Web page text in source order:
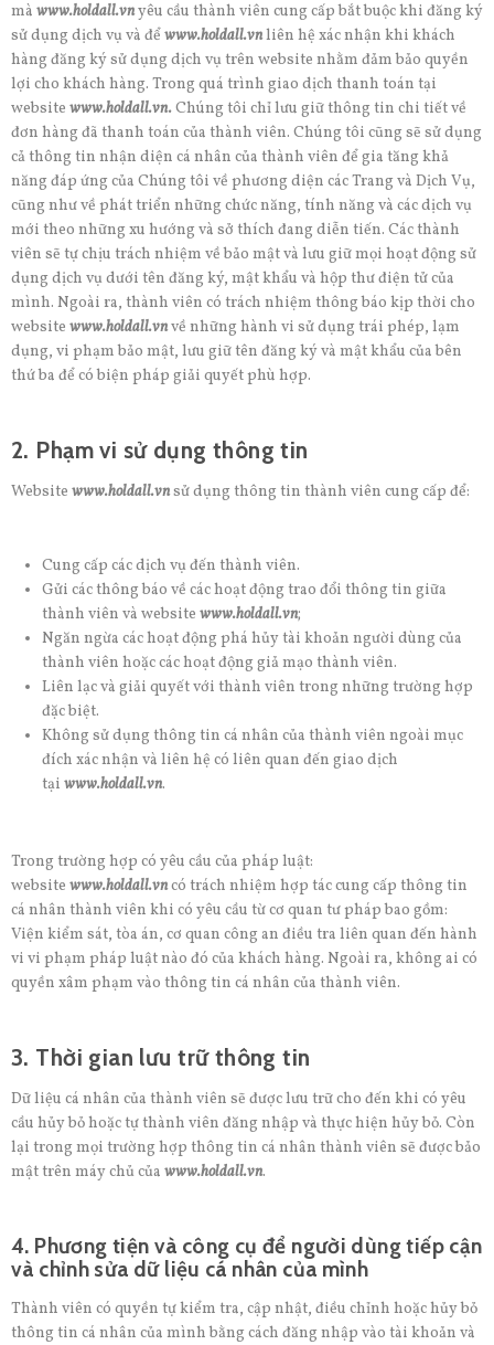
mà www.holdall.vnyêu cầu thành viên cung cấp bắt buộc khi đăng ký
sử dụng dịch vụ và đểwww.holdall.vnliên hệ xác nhận khi khách
hàng đăng ký sử dụng dịch vụ trên website nhằm đảm bảo quyền
lợi cho khách hàng. Trong quá trình giao dịch thanh toán tại
website www.holdall.vn.Chúng tôi chỉ lưu giữ thông tin chi tiết về
đơn hàng đã thanh toán của thành viên. Chúng tôi cũng sẽ sử dụng
cả thông tin nhận diện cá nhân của thành viên để gia tăng khả
năng đáp ứng của Chúng tôi về phương diện các Trang và Dịch Vụ,
cũng như về phát triển những chức năng, tính năng và các dịch vụ
mới theo những xu hướng và sở thích đang diễn tiến. Các thành
viên sẽ tự chịu trách nhiệm về bảo mật và lưu giữ mọi hoạt động sử
dụng dịch vụ dưới tên đăng ký, mật khẩu và hộp thư điện tử của
mình. Ngoài ra, thành viên có trách nhiệm thông báo kịp thời cho
website www.holdall.vnvề những hành vi sử dụng trái phép, lạm
dụng, vi phạm bảo mật, lưu giữ tên đăng ký và mật khẩu của bên
thứ ba để có biện pháp giải quyết phù hợp.
2. Phạm vi sử dụng thông tin
Website www.holdall.vnsử dụng thông tin thành viên cung cấp để:
Cung cấp các dịch vụ đến thành viên.
Gửi các thông báo về các hoạt động trao đổi thông tin giữa
thành viên và website www.holdall.vn;
Ngăn ngừa các hoạt động phá hủy tài khoản người dùng của
thành viên hoặc các hoạt động giả mạo thành viên.
Liên lạc và giải quyết với thành viên trong những trường hợp
đặc biệt.
Không sử dụng thông tin cá nhân của thành viên ngoài mục
đích xác nhận và liên hệ có liên quan đến giao dịch
tại www.holdall.vn.
Trong trường hợp có yêu cầu của pháp luật:
website www.holdall.vncó trách nhiệm hợp tác cung cấp thông tin
cá nhân thành viên khi có yêu cầu từ cơ quan tư pháp bao gồm:
Viện kiểm sát, tòa án, cơ quan công an điều tra liên quan đến hành
vi vi phạm pháp luật nào đó của khách hàng. Ngoài ra, không ai có
quyền xâm phạm vào thông tin cá nhân của thành viên.
3. Thời gian lưu trữ thông tin
Dữ liệu cá nhân của thành viên sẽ được lưu trữ cho đến khi có yêu
cầu hủy bỏ hoặc tự thành viên đăng nhập và thực hiện hủy bỏ. Còn
lại trong mọi trường hợp thông tin cá nhân thành viên sẽ được bảo
mật trên máy chủ của www.holdall.vn.
4. Phương tiện và công cụ để người dùng tiếp cận
và chỉnh sửa dữ liệu cá nhân của mình
Thành viên có quyền tự kiểm tra, cập nhật, điều chỉnh hoặc hủy bỏ
thông tin cá nhân của mình bằng cách đăng nhập vào tài khoản và